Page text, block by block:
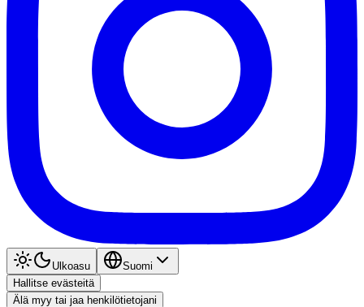
Ulkoasu
Suomi
Hallitse evästeitä
Älä myy tai jaa henkilötietojani